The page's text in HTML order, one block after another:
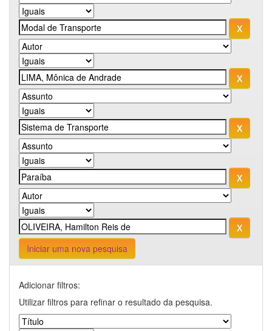
Iniciar uma nova pesquisa
Adicionar filtros:
Utilizar filtros para refinar o resultado da pesquisa.